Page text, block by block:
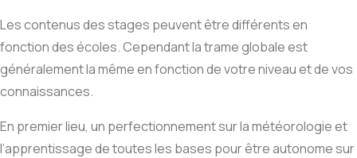
Les contenus des stages peuvent être différents en
fonction des écoles. Cependant la trame globale est
généralement la même en fonction de votre niveau et de vos
connaissances.
En premier lieu, un perfectionnement sur la météorologie et
l’apprentissage de toutes les bases pour être autonome sur